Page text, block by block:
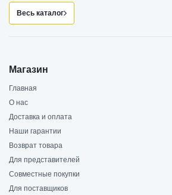
Весь каталог
Магазин
Главная
О нас
Доставка и оплата
Наши гарантии
Возврат товара
Для представителей
Совместные покупки
Для поставщиков